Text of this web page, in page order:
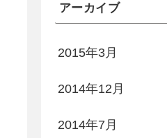
アーカイブ
2015年3月
2014年12月
2014年7月